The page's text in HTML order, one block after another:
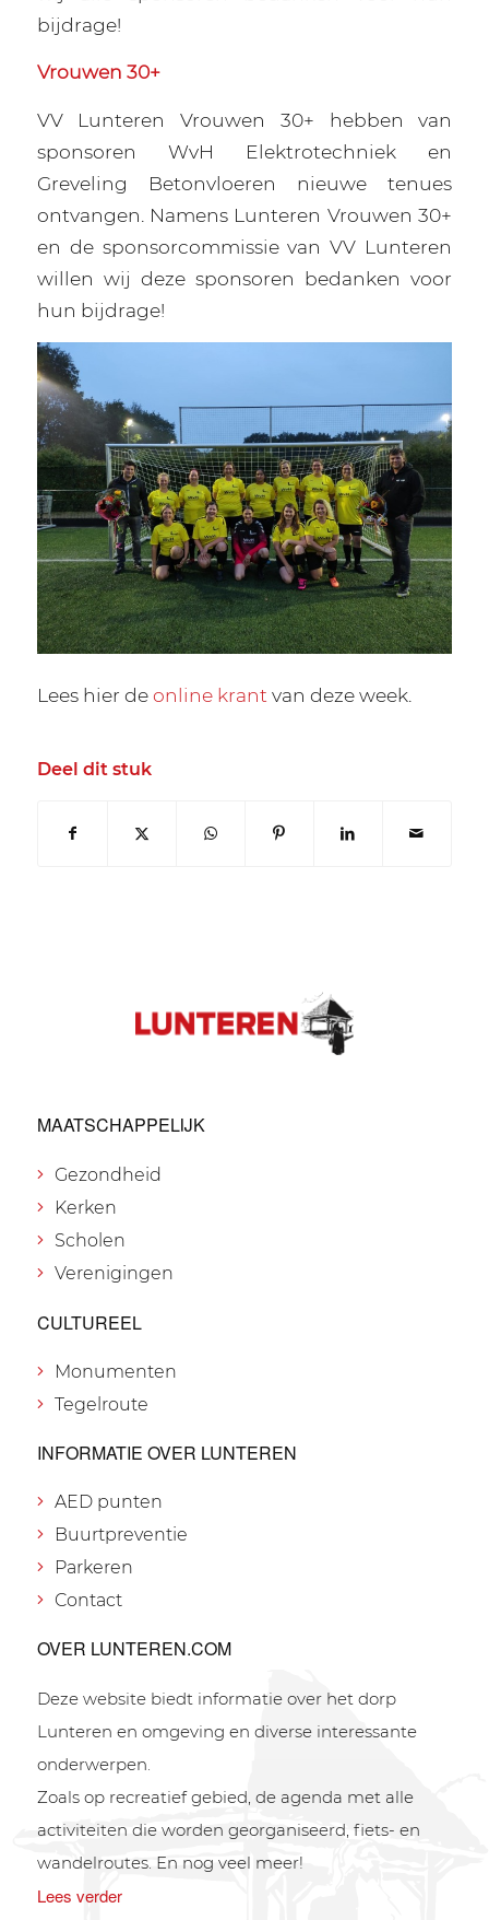
bijdrage!
Vrouwen 30+
VV Lunteren Vrouwen 30+ hebben van
sponsoren WvH Elektrotechniek en
Greveling Betonvloeren nieuwe tenues
ontvangen. Namens Lunteren Vrouwen 30+
en de sponsorcommissie van VV Lunteren
willen wij deze sponsoren bedanken voor
hun bijdrage!
Lees hier deonline krant van deze week.
Deel dit stuk
MAATSCHAPPELIJK
Gezondheid
Kerken
Scholen
Verenigingen
CULTUREEL
Monumenten
Tegelroute
INFORMATIE OVER LUNTEREN
AED punten
Buurtpreventie
Parkeren
Contact
OVER LUNTEREN.COM
Deze website biedt informatie over het dorp
Lunteren en omgeving en diverse interessante
onderwerpen.
Zoals op recreatief gebied, de agenda met alle
activiteiten die worden georganiseerd, fiets- en
wandelroutes. En nog veel meer!
Lees verder